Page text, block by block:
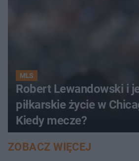
MLS
Robert Lewandowski i
piłkarskie życie w
Kiedy mecze?
ZOBACZ WIĘCEJ